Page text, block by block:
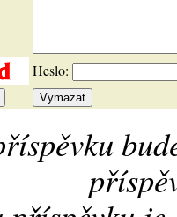
Heslo: